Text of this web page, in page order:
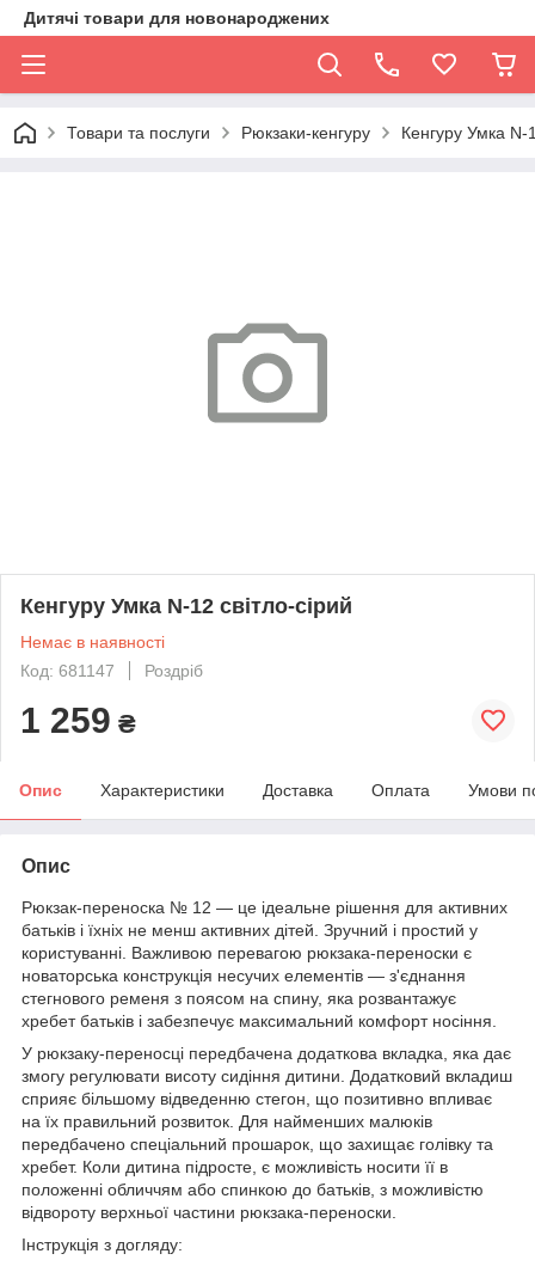
Дитячі товари для новонароджених
Товари та послуги Рюкзаки-кенгуру Кенгуру Умка N-
Кенгуру Умка N-12 світло-сірий
Немає в наявності
Код: 681147
Роздріб
1 259 ₴
Опис Характеристики Доставка Оплата Умови
Опис
Рюкзак-переноска № 12 — це ідеальне рішення для активних
батьків і їхніх не менш активних дітей. Зручний і простий у
користуванні. Важливою перевагою рюкзака-переноски є
новаторська конструкція несучих елементів — з'єднання
стегнового ременя з поясом на спину, яка розвантажує
хребет батьків і забезпечує максимальний комфорт носіння.
У рюкзаку-переносці передбачена додаткова вкладка, яка дає
змогу регулювати висоту сидіння дитини. Додатковий вкладиш
сприяє більшому відведенню стегон, що позитивно впливає
на їх правильний розвиток. Для найменших малюків
передбачено спеціальний прошарок, що захищає голівку та
хребет. Коли дитина підросте, є можливість носити її в
положенні обличчям або спинкою до батьків, з можливістю
відвороту верхньої частини рюкзака-переноски.
Інструкція з догляду: